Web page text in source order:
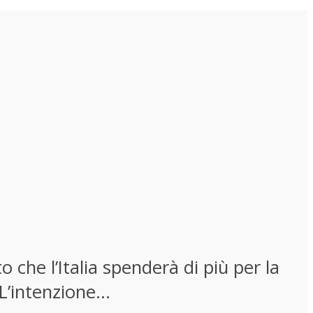
che l’Italia spenderà di più per la